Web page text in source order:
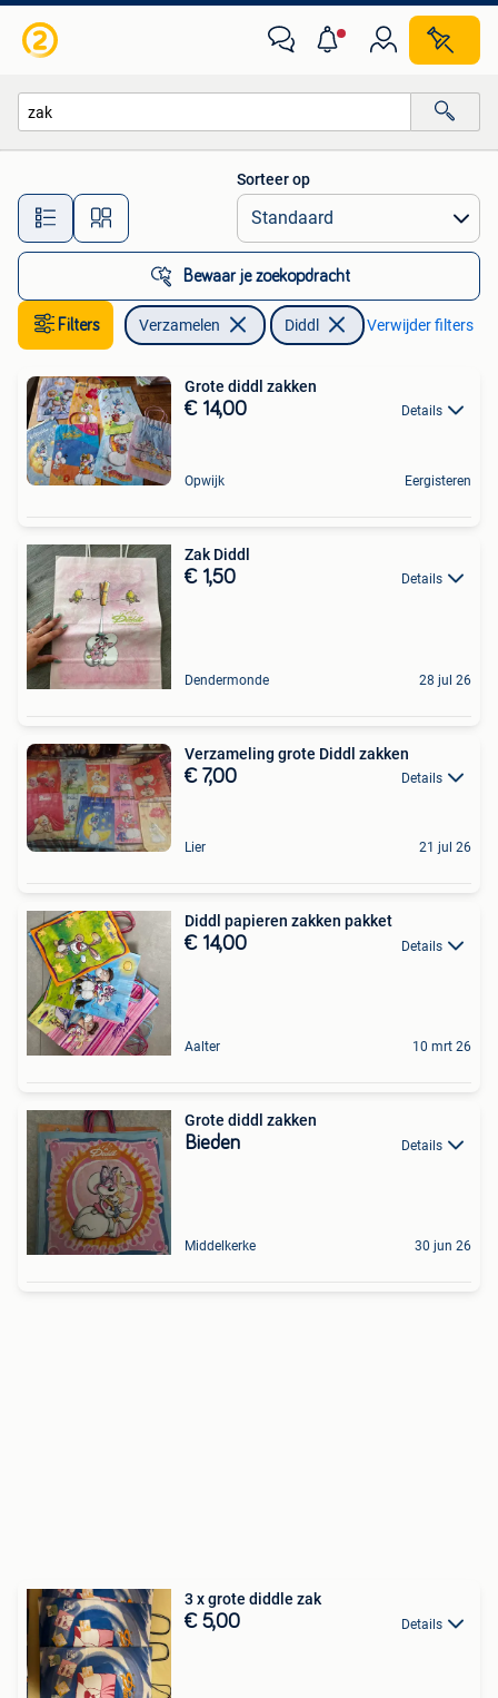
Alle afstanden…
Sorteer op
Bewaar je zoekopdracht
Filters Verzamelen Diddl Verwijder filters
Grote diddl zakken
€ 14,00 Details
Opwijk Eergisteren
Zak Diddl
€ 1,50 Details
Dendermonde 28 jul 26
Verzameling grote Diddl zakken
€ 7,00 Details
Lier 21 jul 26
Diddl papieren zakken pakket
€ 14,00 Details
Aalter 10 mrt 26
Grote diddl zakken
Bieden Details
Middelkerke 30 jun 26
3 x grote diddle zak
€ 5,00 Details